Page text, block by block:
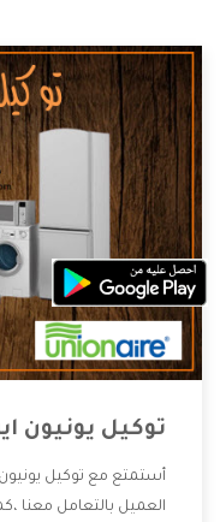
توكيل يونيون
أستمتع مع توكيل
العميل بالتعامل معنا